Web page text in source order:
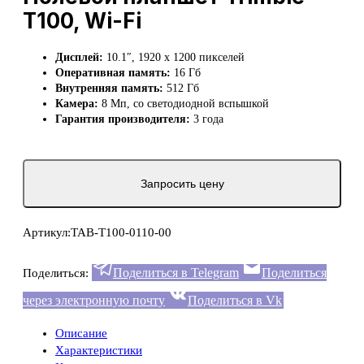
T100, Wi-Fi
Дисплей: 10.1″, 1920 x 1200 пикселей
Оперативная память: 16 Гб
Внутренняя память: 512 Гб
Камера: 8 Мп, со светодиодной вспышкой
Гарантия производителя: 3 года
Запросить цену
Артикул:TAB-T100-0110-00
Поделиться: Поделиться в Telegram
Поделиться
через электронную почту
Поделиться в Vk
Описание
Характеристики